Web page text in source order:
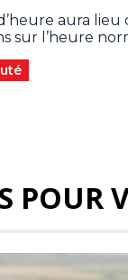
aura
sur l’heure
POUR